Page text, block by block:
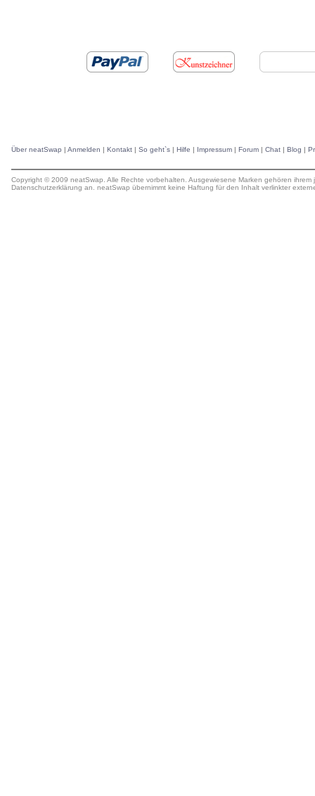
Über neatSwap | Anmelden | Kontakt | So geht`s | Hilfe | Impressum | Forum | Chat | Blog |
Copyright © 2009 neatSwap. Alle Rechte vorbehalten. Ausgewiesene Marken gehören
Datenschutzerklärung an. neatSwap übernimmt keine Haftung für den Inhalt verlinkter